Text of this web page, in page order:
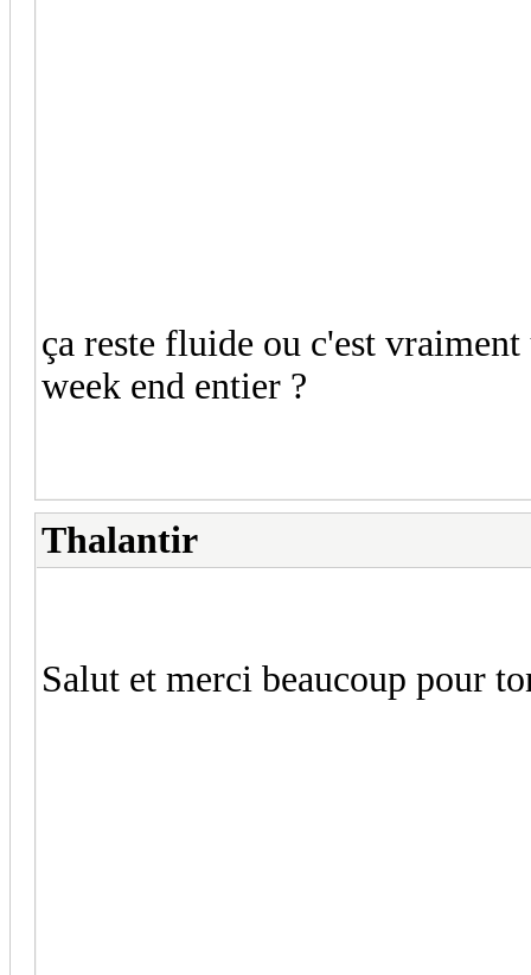
ça reste fluide ou c'est
week end entier ?
Thalantir
Salut et merci beaucoup pour